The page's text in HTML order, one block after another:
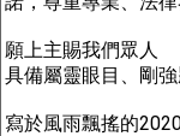
願上主賜我們眾人
具備屬靈眼目、剛
寫於風雨飄搖的